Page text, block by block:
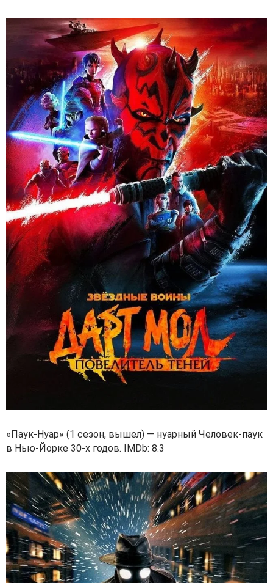
«Паук-Нуар» (1 сезон, вышел) — нуарный Человек-паук
в Нью-Йорке 30-х годов. IMDb: 8.3